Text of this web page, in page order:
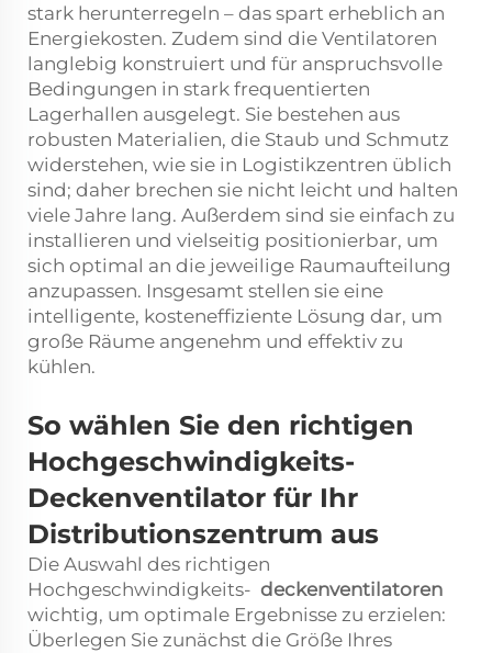
stark herunterregeln – das spart erheblich an
Energiekosten. Zudem sind die Ventilatoren
langlebig konstruiert und für anspruchsvolle
Bedingungen in stark frequentierten
Lagerhallen ausgelegt. Sie bestehen aus
robusten Materialien, die Staub und Schmutz
widerstehen, wie sie in Logistikzentren üblich
sind; daher brechen sie nicht leicht und halten
viele Jahre lang. Außerdem sind sie einfach zu
installieren und vielseitig positionierbar, um
sich optimal an die jeweilige Raumaufteilung
anzupassen. Insgesamt stellen sie eine
intelligente, kosteneffiziente Lösung dar, um
große Räume angenehm und effektiv zu
kühlen.
So wählen Sie den richtigen
Hochgeschwindigkeits-
Deckenventilator für Ihr
Distributionszentrum aus
Die Auswahl des richtigen
Hochgeschwindigkeits- deckenventilatoren
wichtig, um optimale Ergebnisse zu erzielen:
Überlegen Sie zunächst die Größe Ihres